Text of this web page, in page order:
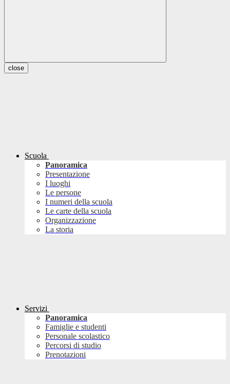
close
Scuola
Panoramica
Presentazione
I luoghi
Le persone
I numeri della scuola
Le carte della scuola
Organizzazione
La storia
Servizi
Panoramica
Famiglie e studenti
Personale scolastico
Percorsi di studio
Prenotazioni